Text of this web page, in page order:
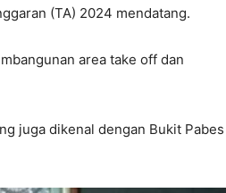
(TA) 2024 mendatang.
area take off dan
juga dikenal dengan Bukit Pabes